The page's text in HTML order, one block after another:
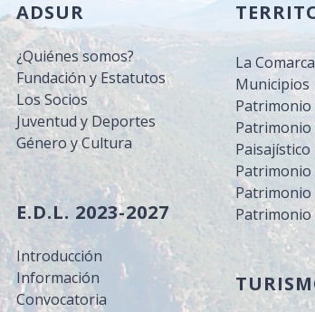
ADSUR
¿Quiénes somos?
Fundación y Estatutos
Los Socios
Juventud y Deportes
Género y Cultura
E.D.L. 2023-2027
Introducción
Información
Convocatoria
La Comarca
Municipios
Paisajístico
Patrimonio